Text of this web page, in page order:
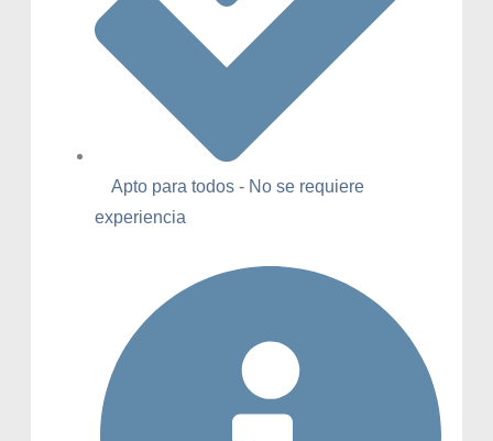
Apto para todos - No se requiere
experiencia